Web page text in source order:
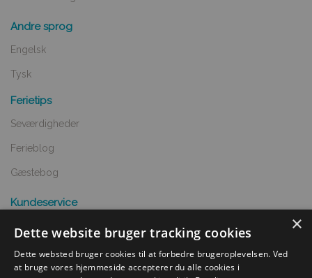
Andre sprog
Engelsk
Tysk
Ferietips
Seværdigheder
Ferieblog
Gæstebog
Kundeservice
Spørgsmål og svar
Opret annnoce
Handelsbetingelser
×
Dette website bruger tracking cookies
Dette websted bruger cookies til at forbedre brugeroplevelsen. Ved
at bruge vores hjemmeside accepterer du alle cookies i